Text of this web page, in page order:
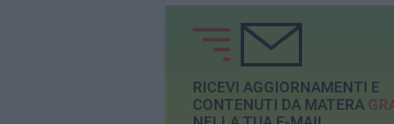
RICEVI AGGIORNAMENTI E
CONTENUTI DA MATERA